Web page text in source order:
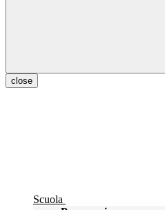
close
Scuola